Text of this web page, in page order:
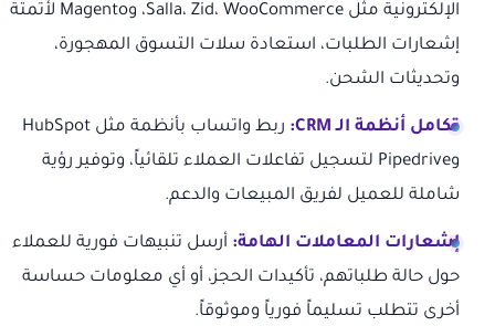
الإلكترونية مثل Salla، Zid، WooCommerce، وMagento لأتمتة
إشعارات الطلبات، استعادة سلات التسوق المهجورة،
وتحديثات الشحن.
تكامل أنظمة الـ CRM:
ربط واتساب بأنظمة مثل HubSpot
وPipedrive لتسجيل تفاعلات العملاء تلقائياً، وتوفير رؤية
شاملة للعميل لفريق المبيعات والدعم.
إشعارات المعاملات الهامة: أرسل تنبيهات فورية للعملاء
حول حالة طلباتهم، تأكيدات الحجز، أو أي معلومات حساسة
أخرى تتطلب تسليماً فورياً وموثوقاً.